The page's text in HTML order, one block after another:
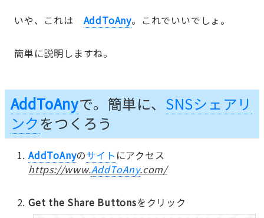
いや、これは AddToAny。これでいいでしょ。
簡単に説明しますね。
AddToAnyで。簡単に、 SNSシェアリ
ンクをつくろう
AddToAnyのサイト にアクセス
https://www.AddToAny.com/
Get the Share Buttonsをクリック